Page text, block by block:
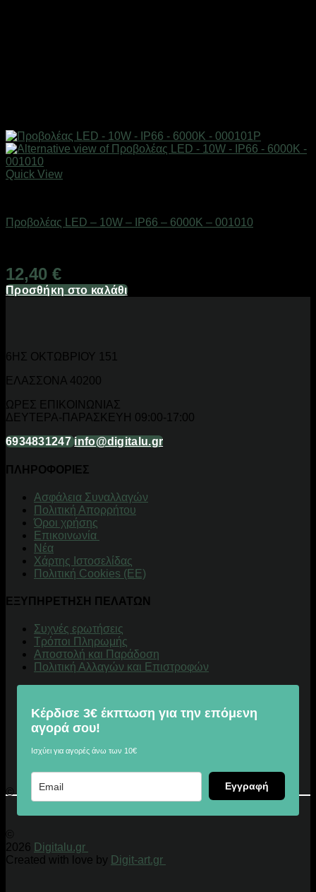
Quick View
Προβολέας LED – 10W – IP66 – 6000K – 001010
12,40 €
Προσθήκη στο καλάθι
6ΗΣ ΟΚΤΩΒΡΙΟΥ 151
ΕΛΑΣΣΟΝΑ 40200
ΩΡΕΣ ΕΠΙΚΟΙΝΩΝΙΑΣ
ΔΕΥΤΕΡΑ-ΠΑΡΑΣΚΕΥΗ 09:00-17:00
6934831247 info@digitalu.gr
ΠΛΗΡΟΦΟΡΙΕΣ
Aσφάλεια Συναλλαγών
Πολιτική Απορρήτου
Όροι χρήσης
Επικοινωνία
Νέα
Χάρτης Ιστοσελίδας
Πολιτική Cookies (ΕΕ)
ΕΞΥΠΗΡΕΤΗΣΗ ΠΕΛΑΤΩΝ
Συχνές ερωτήσεις
Τρόποι Πληρωμής
Αποστολή και Παράδοση
Πολιτική Αλλαγών και Επιστροφών
Κέρδισε 3€ έκπτωση για την επόμενη
αγορά σου!
Ισχύει για αγορές άνω των 10€
Εγγραφή
© 2026 Digitalu.gr
©
2026 Digitalu.gr
Created with love by Digit-art.gr